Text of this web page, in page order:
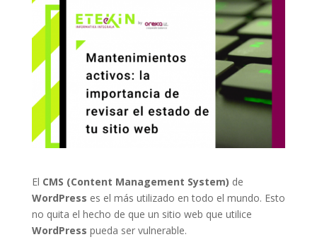
El CMS (Content Management System) de
WordPress es el más utilizado en todo el mundo. Esto
no quita el hecho de que un sitio web que utilice
WordPress pueda ser vulnerable.